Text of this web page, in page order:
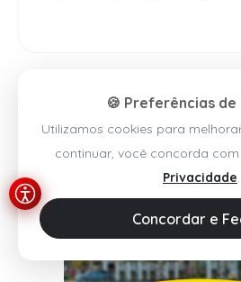
🍪 Preferências de
Utilizamos cookies para
continuar, você concorda
Privacidade.
Concordar e